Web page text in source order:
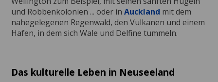
und Robbenkolonien ... oder in Auckland mit dem
nahegelegenen Regenwald, den Vulkanen und einem
Hafen, in dem sich Wale und Delfine tummeln.
Das kulturelle Leben in Neuseeland